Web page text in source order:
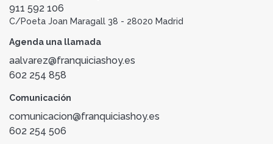
911 592 106
C/Poeta Joan Maragall 38 - 28020 Madrid
Agenda una llamada
aalvarez@franquiciashoy.es
602 254 858
Comunicación
comunicacion@franquiciashoy.es
602 254 506